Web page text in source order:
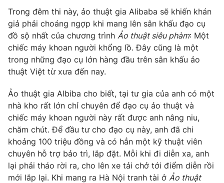
Phim VTV
Hậu trường
Nhân vật
Khán giả
Giải sao mai
Giải trí
Điện ảnh
Âm nhạc
Sao
Đời sống
Du lịch
Làm đẹp
Chất lượng cuộc sống
Tuyển sinh
Học trực tuyến
Công nghệ
Hitech Công nghệ tương lai
Sản phẩm
Thị trường
Giao lưu trực tuyến
Lịch phát sóng
Trong đêm thi này, ảo thuật gia Alibaba sẽ khiến khán
giả phải choáng ngợp khi mang lên sân khấu đạo cụ
đồ sộ nhất của chương trình Ảo thuật siêu phàm: Một
chiếc máy khoan người khổng lồ. Đây cũng là một
trong những đạo cụ lớn hàng đầu trên sân khấu ảo
thuật Việt từ xưa đến nay.
Ảo thuật gia Albiba cho biết, tại tư gia của anh có một
nhà kho rất lớn chỉ chuyên để đạo cụ ảo thuật và
chiếc máy khoan người này rất được anh nâng niu,
chăm chút. Để đầu tư cho đạo cụ này, anh đã chi
khoảng 100 triệu đồng và có hẳn một kỹ thuật viên
chuyên hỗ trợ bảo trì, lắp đặt. Mỗi khi đi diễn xa, anh
lại phải tháo rời ra, cho lên xe tải chở tới điểm diễn rồi
mới lắp lại. Khi mang ra Hà Nội tranh tài ở Ảo thuật